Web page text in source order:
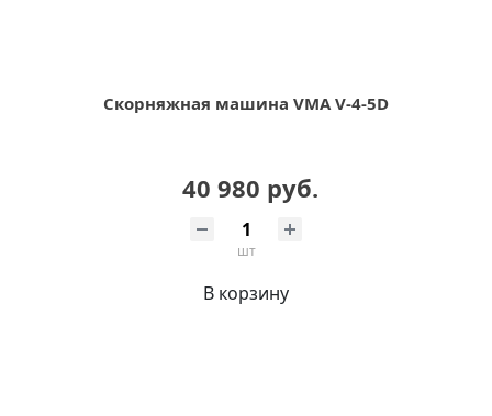
Скорняжная машина VMA V-4-5D
40 980 руб.
шт
В корзину